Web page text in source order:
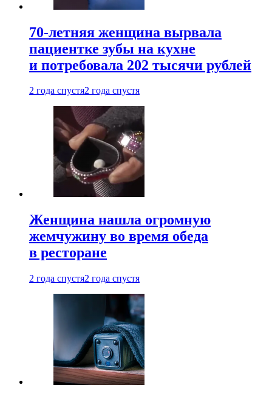
70-летняя женщина вырвала
пациентке зубы на кухне
и потребовала 202 тысячи рублей
2 года спустя2 года спустя
Женщина нашла огромную
жемчужину во время обеда
в ресторане
2 года спустя2 года спустя